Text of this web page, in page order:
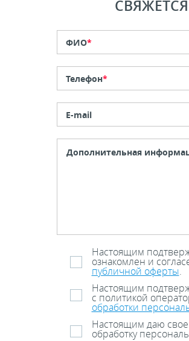
ФИО*
Телефон*
E-mail
Настоящим
ознакомлен и
публичной оферты.
Настоящим
с политикой
обработки
Настоящим даю свое
обработку